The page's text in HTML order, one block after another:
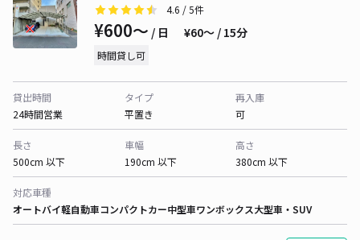
4.6 / 5件
¥600〜 / 日 ¥60〜 / 15分
時間貸し可
貸出時間
24時間営業
タイプ
平置き
再入庫
可
長さ
500cm 以下
車幅
190cm 以下
高さ
380cm 以下
対応車種
オートバイ軽自動車コンパクトカー中型車ワンボックス大型車・SUV